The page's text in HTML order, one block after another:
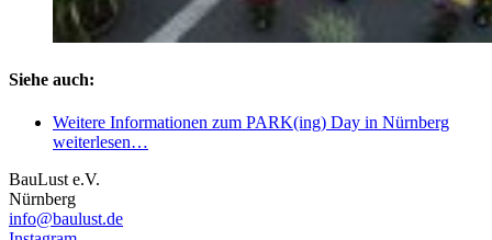
Siehe auch:
Weitere Informationen zum PARK(ing) Day in Nürnberg
weiterlesen…
BauLust e.V.
Nürnberg
info@baulust.de